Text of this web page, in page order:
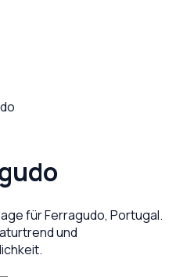
fürFerragudo, Portugal.
und